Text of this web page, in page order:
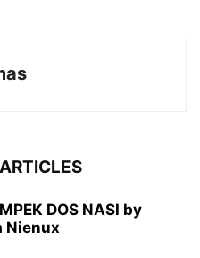
DOS NASI by
Nienux